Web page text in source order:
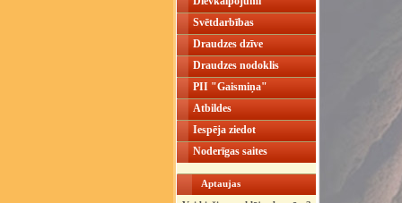
Svētdarbības
Draudzes dzīve
Draudzes nodoklis
PII "Gaismiņa"
Atbildes
Iespēja ziedot
Noderīgas saites
Aptaujas